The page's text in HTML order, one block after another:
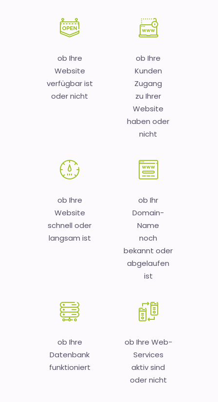
ob Ihre
Website
verfügbar ist
oder nicht
ob Ihre
Kunden
Zugang
zu Ihrer
Website
haben oder
nicht
ob Ihre
Website
schnell oder
langsam ist
ob Ihr
Domain-
Name
noch
bekannt oder
abgelaufen
ist
ob Ihre
Datenbank
funktioniert
ob Ihre Web-
Services
aktiv sind
oder nicht